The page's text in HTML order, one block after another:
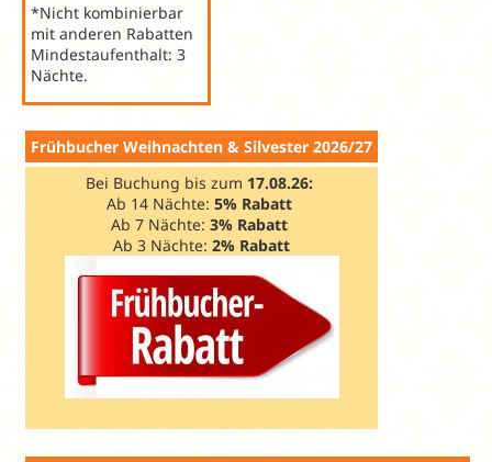
*Nicht kombinierbar
mit anderen Rabatten
Mindestaufenthalt: 3
Nächte.
Frühbucher Weihnachten & Silvester 2026/27
Bei Buchung bis zum 17.08.26:
Ab 14 Nächte: 5% Rabatt
Ab 7 Nächte: 3% Rabatt
Ab 3 Nächte: 2% Rabatt